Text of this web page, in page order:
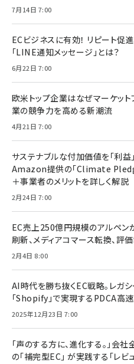
7月14日 7:00
ECビジネスに有効！ リピート
「LINE通知メッセージ」とは？
6月22日 7:00
欧米トップ企業はなぜマーケッ
業の競争力を高める新潮流
4月21日 7:00
サステナブルな付加価値を「利
Amazon提供の「Climate
＋事業者のメリットを詳しく解説
2月24日 7:00
EC売上250億円規模のアルペ
刷新、メディアコマース転換、評
2月4日 8:00
AI時代を勝ち抜くEC戦略。レガシ
「Shopify」で実現するPDCA高
2025年12月23日 7:00
「声のする方に、進化する。」会
の「補完型EC」 が実践する「レビ